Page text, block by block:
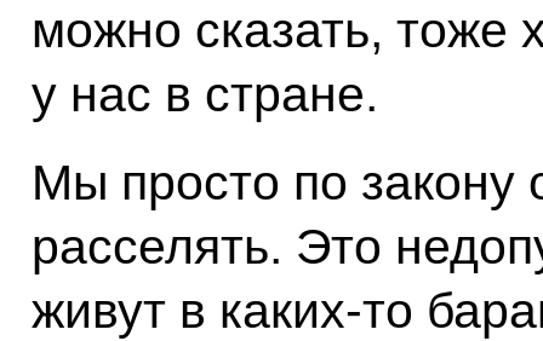
можно сказать, тоже
у нас в стране.
Мы просто по
расселять. Это
живут в каких‑то